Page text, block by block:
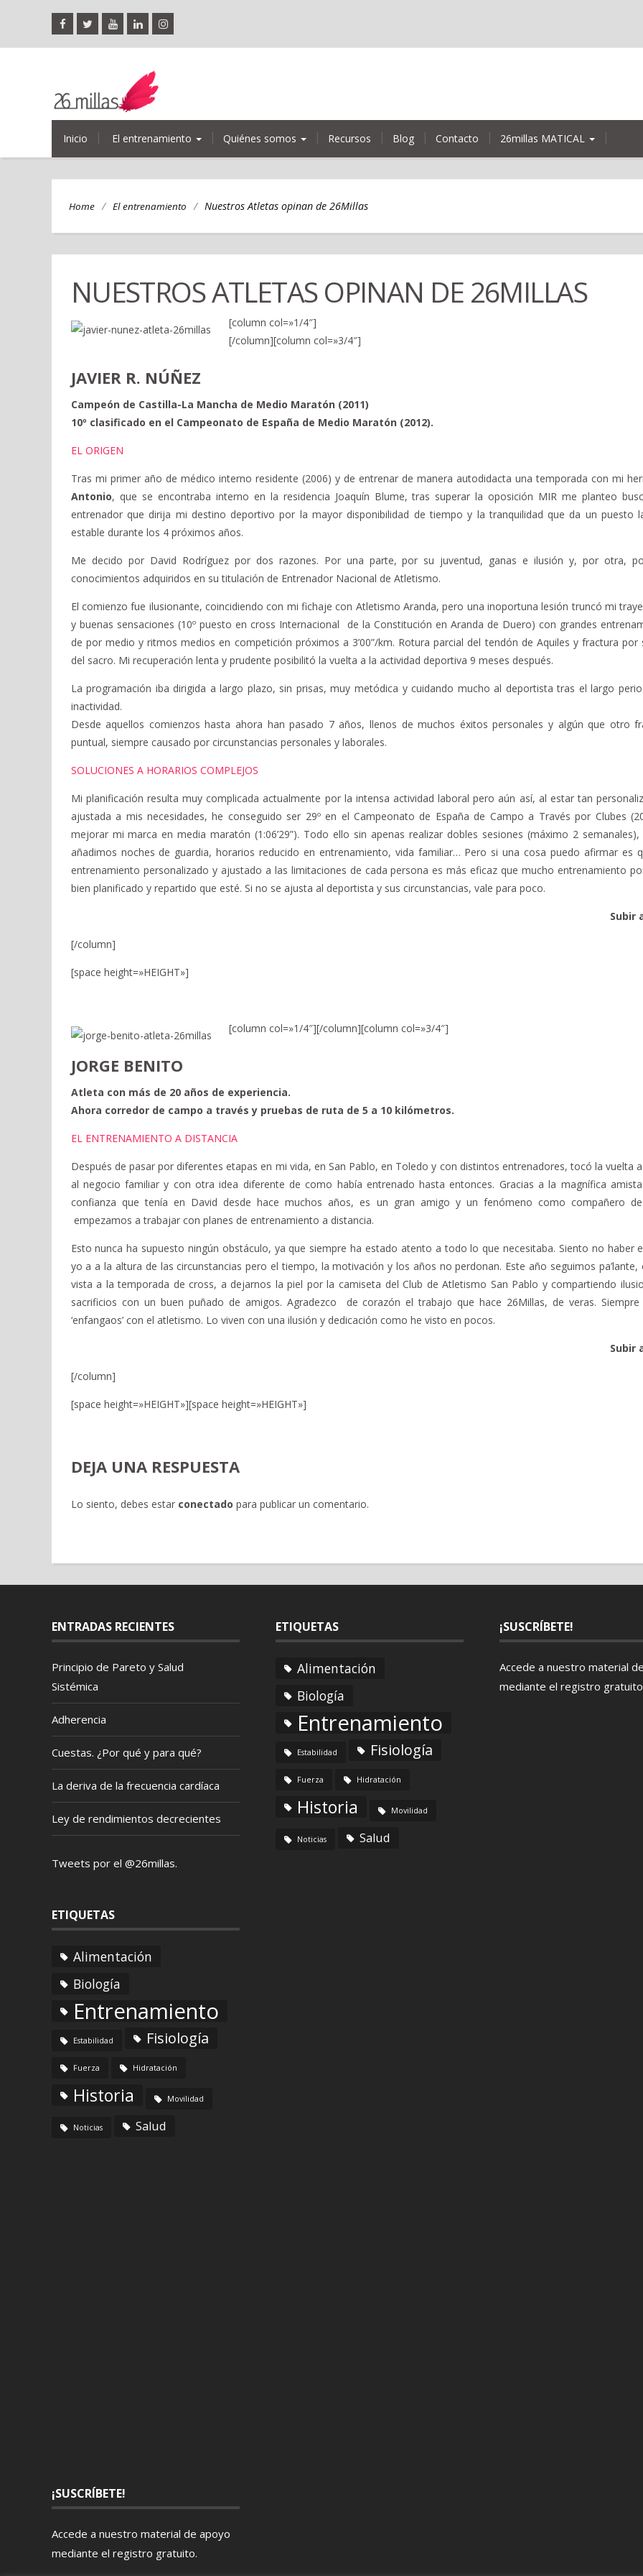
Inicio El entrenamiento Quiénes somos Recursos Blog Contacto 26millas MATICAL
Home / El entrenamiento / Nuestros Atletas opinan de 26Millas
NUESTROS ATLETAS OPINAN DE 26MILLAS
[column col=»1/4″]
[/column][column col=»3/4″]
JAVIER R. NÚÑEZ
Campeón de Castilla-La Mancha de Medio Maratón (2011)
10º clasificado en el Campeonato de España de Medio Maratón (2012).
EL ORIGEN
Tras mi primer año de médico interno residente (2006) y de entrenar de manera autodidacta una temporada con mi
Antonio, que se encontraba interno en la residencia Joaquín Blume, tras superar la oposición MIR me planteo
entrenador que dirija mi destino deportivo por la mayor disponibilidad de tiempo y la tranquilidad que da un puesto
estable durante los 4 próximos años.
Me decido por David Rodríguez por dos razones. Por una parte, por su juventud, ganas e ilusión y, por otra,
conocimientos adquiridos en su titulación de Entrenador Nacional de Atletismo.
El comienzo fue ilusionante, coincidiendo con mi fichaje con Atletismo Aranda, pero una inoportuna lesión truncó mi
y buenas sensaciones (10º puesto en cross Internacional de la Constitución en Aranda de Duero) con grandes
de por medio y ritmos medios en competición próximos a 3’00”/km. Rotura parcial del tendón de Aquiles y fractura por
del sacro. Mi recuperación lenta y prudente posibilitó la vuelta a la actividad deportiva 9 meses después.
La programación iba dirigida a largo plazo, sin prisas, muy metódica y cuidando mucho al deportista tras el largo
inactividad.
Desde aquellos comienzos hasta ahora han pasado 7 años, llenos de muchos éxitos personales y algún que otro
puntual, siempre causado por circunstancias personales y laborales.
SOLUCIONES A HORARIOS COMPLEJOS
Mi planificación resulta muy complicada actualmente por la intensa actividad laboral pero aún así, al estar tan
ajustada a mis necesidades, he conseguido ser 29º en el Campeonato de España de Campo a Través por Clubes
mejorar mi marca en media maratón (1:06’29”). Todo ello sin apenas realizar dobles sesiones (máximo 2 semanales),
añadimos noches de guardia, horarios reducido en entrenamiento, vida familiar… Pero si una cosa puedo afirmar es
entrenamiento personalizado y ajustado a las limitaciones de cada persona es más eficaz que mucho entrenamiento
bien planificado y repartido que esté. Si no se ajusta al deportista y sus circunstancias, vale para poco.
Subir
[/column]
[space height=»HEIGHT»]
[column col=»1/4″][/column][column col=»3/4″]
JORGE BENITO
Atleta con más de 20 años de experiencia.
Ahora corredor de campo a través y pruebas de ruta de 5 a 10 kilómetros.
EL ENTRENAMIENTO A DISTANCIA
Después de pasar por diferentes etapas en mi vida, en San Pablo, en Toledo y con distintos entrenadores, tocó la vuelta
al negocio familiar y con otra idea diferente de como había entrenado hasta entonces. Gracias a la magnífica
confianza que tenía en David desde hace muchos años, es un gran amigo y un fenómeno como compañero
empezamos a trabajar con planes de entrenamiento a distancia.
Esto nunca ha supuesto ningún obstáculo, ya que siempre ha estado atento a todo lo que necesitaba. Siento no haber
yo a a la altura de las circunstancias pero el tiempo, la motivación y los años no perdonan. Este año seguimos pa’lante,
vista a la temporada de cross, a dejarnos la piel por la camiseta del Club de Atletismo San Pablo y compartiendo
sacrificios con un buen puñado de amigos. Agradezco de corazón el trabajo que hace 26Millas, de veras. Siempre
‘enfangaos’ con el atletismo. Lo viven con una ilusión y dedicación como he visto en pocos.
Subir
[/column]
[space height=»HEIGHT»][space height=»HEIGHT»]
DEJA UNA RESPUESTA
Lo siento, debes estar conectado para publicar un comentario.
ENTRADAS RECIENTES
Principio de Pareto y Salud
Sistémica
Adherencia
Cuestas. ¿Por qué y para qué?
La deriva de la frecuencia cardíaca
Ley de rendimientos decrecientes
Tweets por el @26millas.
ETIQUETAS
Alimentación
Biología
Entrenamiento
Estabilidad Fisiología
Fuerza Hidratación
Historia Movilidad
Noticias Salud
¡SUSCRÍBETE!
Accede a nuestro material de apoyo
mediante el registro gratuito.
ETIQUETAS
Alimentación
Biología
Entrenamiento
Estabilidad Fisiología
Fuerza Hidratación
Historia Movilidad
Noticias Salud
¡SUSCRÍBETE!
Accede a nuestro material
mediante el registro gratuito